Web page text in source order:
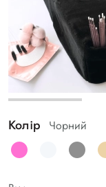
Колір Чорний